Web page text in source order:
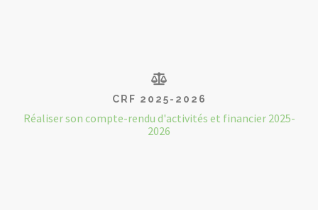
CRF 2025-2026
Réaliser son compte-rendu d'activités et financier 2025-
2026